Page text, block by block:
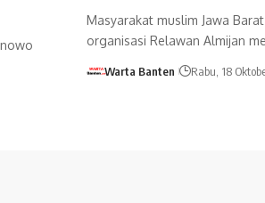
Masyarakat muslim Jawa
organisasi Relawan Almijan
Warta Banten Rabu, 18